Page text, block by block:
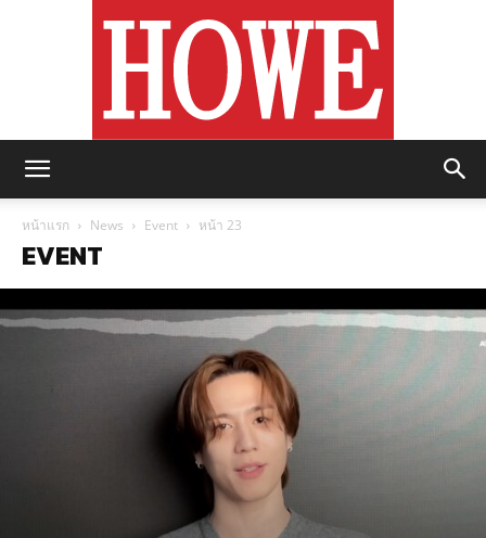
หน้าแรก News Event หน้า 23
EVENT